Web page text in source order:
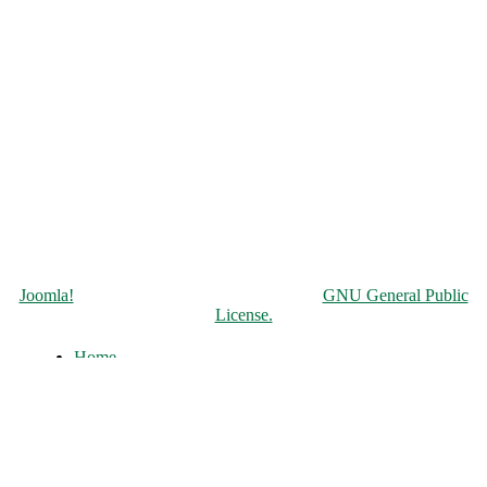
Joomla!
GNU General Public
License.
Home